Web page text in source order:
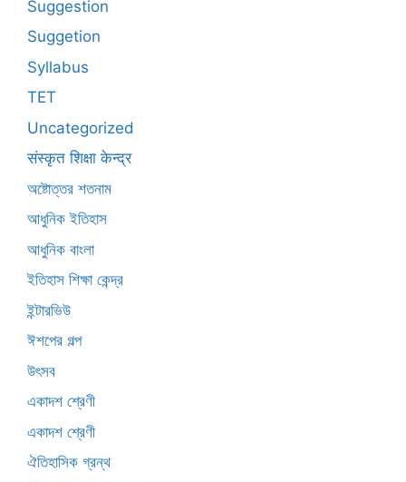
Suggestion
Suggetion
Syllabus
TET
Uncategorized
संस्कृत शिक्षा केन्द्र
অষ্টোত্তর শতনাম
আধুনিক ইতিহাস
আধুনিক বাংলা
ইতিহাস শিক্ষা কেন্দ্র
ইন্টারভিউ
ঈশপের গল্প
উৎসব
একাদশ শ্রেণী
একাদশ শ্রেণী
ঐতিহাসিক গ্রন্থ